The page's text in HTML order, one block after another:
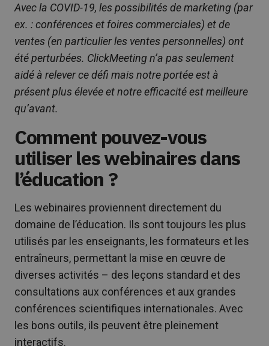
Avec la COVID-19, les possibilités de marketing (par
ex. : conférences et foires commerciales) et de
ventes (en particulier les ventes personnelles) ont
été perturbées. ClickMeeting n’a pas seulement
aidé à relever ce défi mais notre portée est à
présent plus élevée et notre efficacité est meilleure
qu’avant.
Comment pouvez-vous
utiliser les webinaires dans
l’éducation ?
Les webinaires proviennent directement du
domaine de l’éducation. Ils sont toujours les plus
utilisés par les enseignants, les formateurs et les
entraîneurs, permettant la mise en œuvre de
diverses activités – des leçons standard et des
consultations aux conférences et aux grandes
conférences scientifiques internationales. Avec
les bons outils, ils peuvent être pleinement
interactifs.